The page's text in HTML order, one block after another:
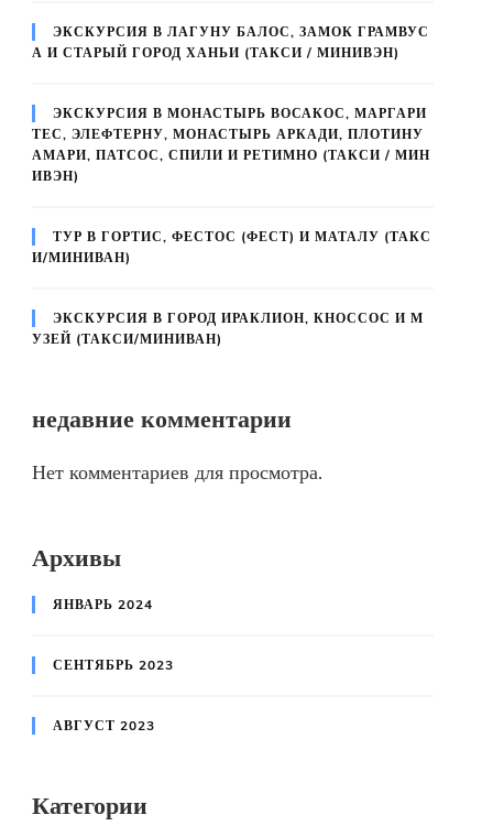
ЭКСКУРСИЯ В ЛАГУНУ БАЛОС, ЗАМОК ГРАМВУС
А И СТАРЫЙ ГОРОД ХАНЬИ (ТАКСИ / МИНИВЭН)
ЭКСКУРСИЯ В МОНАСТЫРЬ ВОСАКОС, МАРГАРИ
ТЕС, ЭЛЕФТЕРНУ, МОНАСТЫРЬ АРКАДИ, ПЛОТИНУ
АМАРИ, ПАТСОС, СПИЛИ И РЕТИМНО (ТАКСИ / МИН
ИВЭН)
ТУР В ГОРТИС, ФЕСТОС (ФЕСТ) И МАТАЛУ (ТАКС
И/МИНИВАН)
ЭКСКУРСИЯ В ГОРОД ИРАКЛИОН, КНОССОС И М
УЗЕЙ (ТАКСИ/МИНИВАН)
недавние комментарии
Нет комментариев для просмотра.
Архивы
ЯНВАРЬ 2024
СЕНТЯБРЬ 2023
АВГУСТ 2023
Категории